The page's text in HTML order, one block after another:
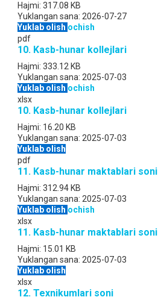
Hajmi: 317.08 KB
Yuklangan sana: 2026-07-27
Yuklab olish ochish
pdf
10. Kasb-hunar kollejlari
Hajmi: 333.12 KB
Yuklangan sana: 2025-07-03
Yuklab olish ochish
xlsx
10. Kasb-hunar kollejlari
Hajmi: 16.20 KB
Yuklangan sana: 2025-07-03
Yuklab olish
pdf
11. Kasb-hunar maktablari soni
Hajmi: 312.94 KB
Yuklangan sana: 2025-07-03
Yuklab olish ochish
xlsx
11. Kasb-hunar maktablari soni
Hajmi: 15.01 KB
Yuklangan sana: 2025-07-03
Yuklab olish
xlsx
12. Texnikumlari soni